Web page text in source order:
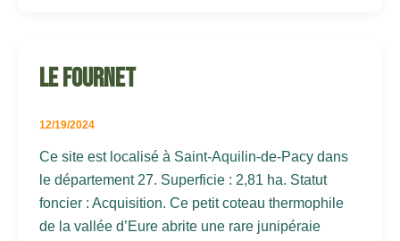
Le Fournet
12/19/2024
Ce site est localisé à Saint-Aquilin-de-Pacy dans
le département 27. Superficie : 2,81 ha. Statut
foncier : Acquisition. Ce petit coteau thermophile
de la vallée d’Eure abrite une rare junipéraie